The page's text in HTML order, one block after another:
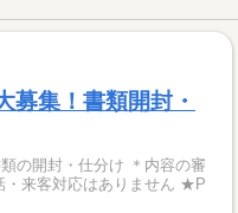
集！書類開封・